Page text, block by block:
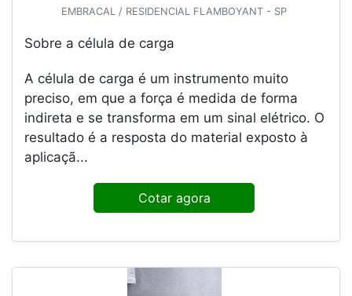
EMBRACAL / RESIDENCIAL FLAMBOYANT - SP
Sobre a célula de carga
A célula de carga é um instrumento muito
preciso, em que a força é medida de forma
indireta e se transforma em um sinal elétrico. O
resultado é a resposta do material exposto à
aplicaçã...
Cotar agora